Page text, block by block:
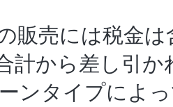
販売には税金
計から差し引か
ンタイプによ